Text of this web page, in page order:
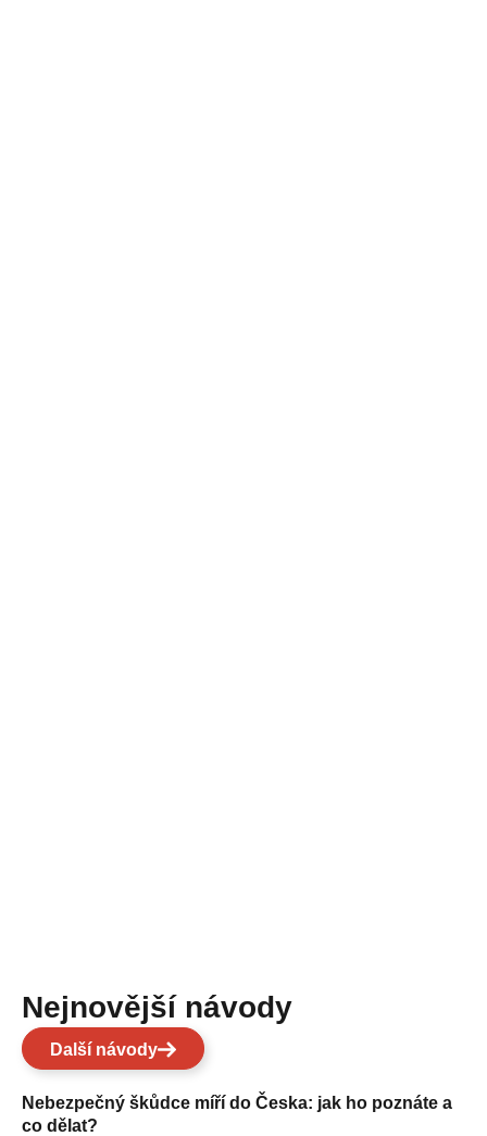
Nejnovější návody
Další návody
Nebezpečný škůdce míří do Česka: jak ho poznáte a
co dělat?